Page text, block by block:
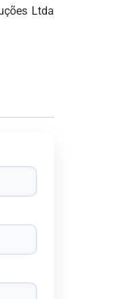
Ltda